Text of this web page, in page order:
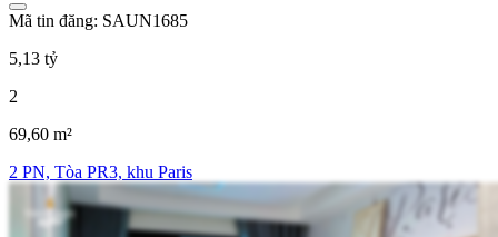
Mã tin đăng: SAUN1685
5,13 tỷ
2
69,60 m²
2 PN, Tòa PR3, khu Paris